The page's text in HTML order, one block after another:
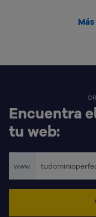
Encuentra
tu web:
www.